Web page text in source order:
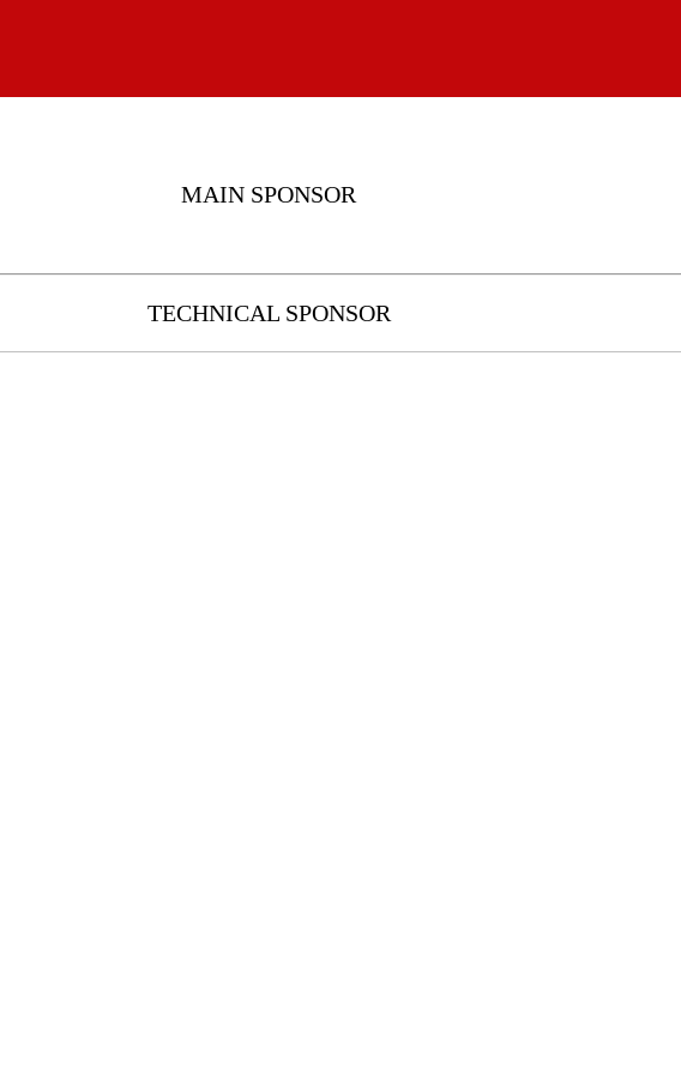
MAIN SPONSOR
TECHNICAL SPONSOR